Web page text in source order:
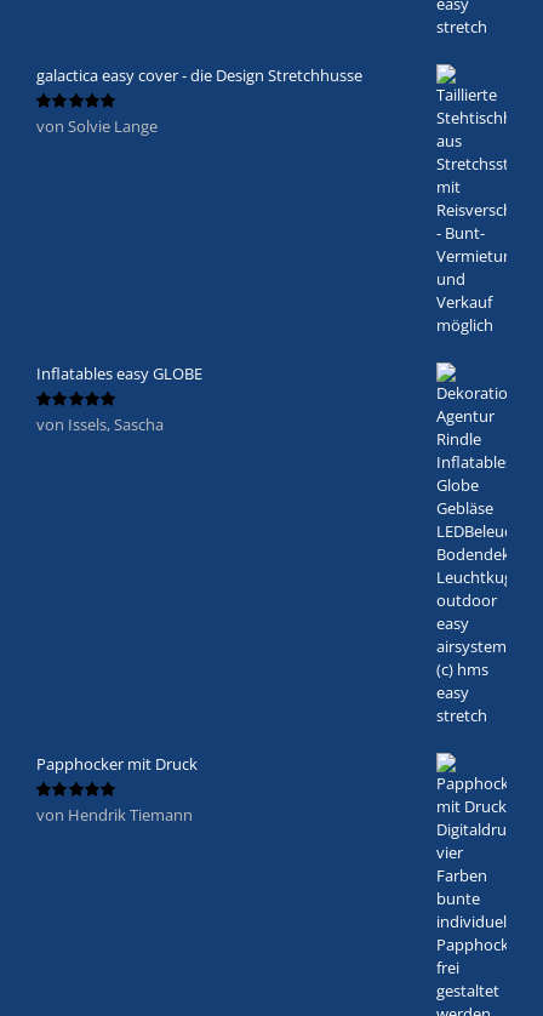
galactica easy cover - die Design Stretchhusse
Bewertet
von Solvie Lange
Inflatables easy GLOBE
Bewertet
von Issels, Sascha
Papphocker mit Druck
Bewertet
von Hendrik Tiemann